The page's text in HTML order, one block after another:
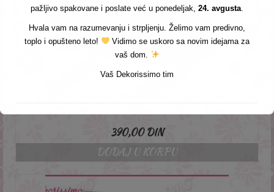
390,00DIN
DODAJ U KORPU
pažljivo spakovane i poslate već u ponedeljak, 24. avgusta
Hvala vam na razumevanju i strpljenju. Želimo vam predivno,
toplo i opušteno leto!
Vidimo se uskoro sa novim idejama za
vaš dom.
Vaš Dekorissimo tim